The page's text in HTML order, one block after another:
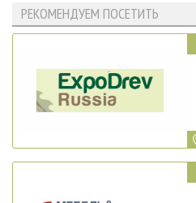
РЕКОМЕНДУЕМ ПОСЕТИТЬ